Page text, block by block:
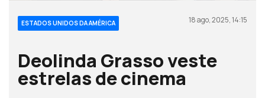
ESTADOS UNIDOS DA AMÉRICA 18 ago, 2025, 14:15
Deolinda Grasso veste
estrelas de cinema